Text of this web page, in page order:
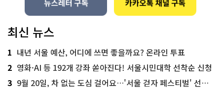
최신 뉴스
1 내년 서울 예산, 어디에 쓰면 좋을까요? 온라인 투표
2 영화·AI 등 192개 강좌 쏟아진다! 서울시민대학 선착순 신청
3 9월 20일, 차 없는 도심 걸어요…'서울 걷자 페스티벌' 선착순 5천명